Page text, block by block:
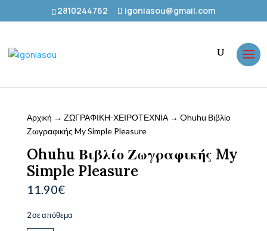
2810244762 igoniasou@gmail.com
Αρχική → ΖΩΓΡΑΦΙΚΗ-ΧΕΙΡΟΤΕΧΝΙΑ→ Ohuhu Βιβλίο
Ζωγραφικής My Simple Pleasure
Ohuhu Βιβλίο Ζωγραφικής My
Simple Pleasure
11.90€
2 σε απόθεμα